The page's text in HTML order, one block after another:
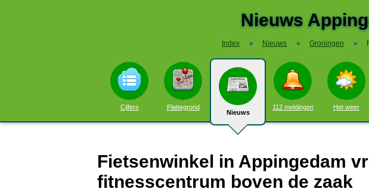
Nieuws
Index » Nieuws » Groningen »
Cijfers Plattegrond
Nieuws
112 meldingen Het weer
Fietsenwinkel in Appingedam
fitnesscentrum boven de zaak